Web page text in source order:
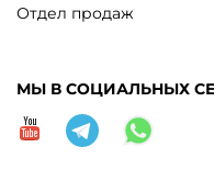
Отдел продаж
МЫ В СОЦИАЛЬНЫХ